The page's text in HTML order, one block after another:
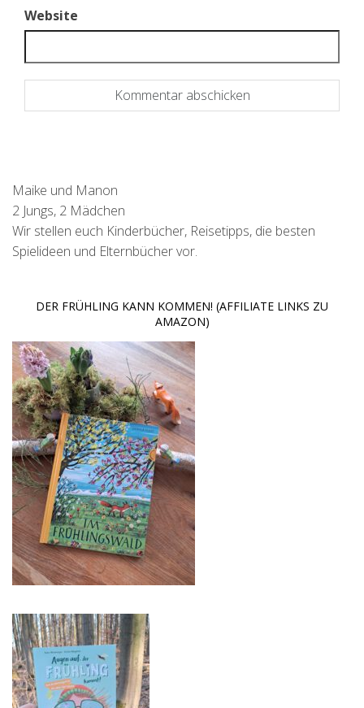
Website
Maike und Manon
2 Jungs, 2 Mädchen
Wir stellen euch Kinderbücher, Reisetipps, die besten
Spielideen und Elternbücher vor.
DER FRÜHLING KANN KOMMEN! (AFFILIATE LINKS ZU
AMAZON)